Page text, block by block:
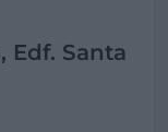
Edf. Santa